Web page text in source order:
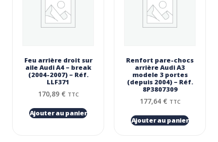
Feu arrière droit sur
aile Audi A4 – break
(2004-2007) – Réf.
LLF371
170,89 € TTC
Ajouter au panier
Renfort pare-chocs
arrière Audi A3
modele 3 portes
(depuis 2004) – Réf.
8P3807309
177,64 € TTC
Ajouter au panier